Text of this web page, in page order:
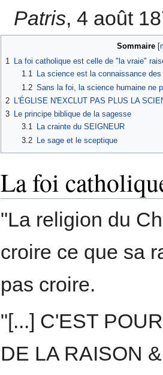
Patris, 4 août
Sommaire
1 La foi catholique est celle de "la vraie"
1.1
La science est la connaissance
1.2 Sans la foi, la science humaine ne
2 L'ÉGLISE N'EXCLUT PAS PLUS LA
3 Le principe biblique de la sagesse
3.1
La crainte du SEIGNEUR
3.2 Le sage et le sceptique
La foi
"La religion du
croire ce que sa
pas croire.
"[...] C'EST
DE LA RAISON